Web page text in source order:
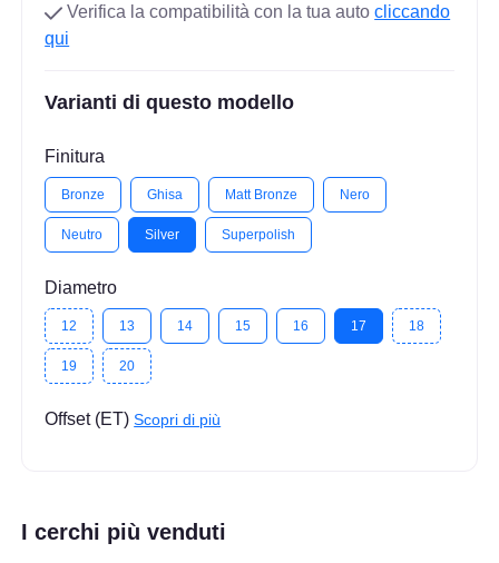
Verifica la compatibilità con la tua autocliccando
qui
Varianti di questo modello
Finitura
Bronze Ghisa Matt Bronze Nero
Neutro Silver Superpolish
Diametro
12 13 14 15 16 17 18
19 20
Offset (ET)Scopri di più
I cerchi più venduti